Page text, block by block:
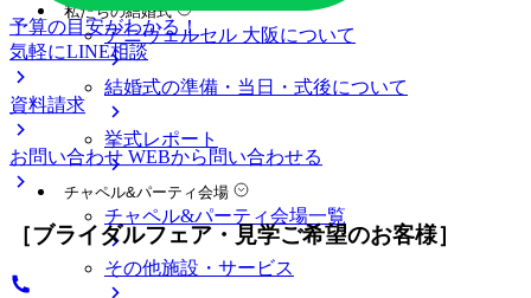
私たちの結婚式
アニヴェルセル 大阪について
結婚式の準備・当日・式後について
挙式レポート
チャペル&パーティ会場
チャペル&パーティ会場一覧
その他施設・サービス
予算の目安がわかる！
気軽にLINE相談
資料請求
お問い合わせ WEBから問い合わせる
［ブライダルフェア・見学ご希望のお客様］